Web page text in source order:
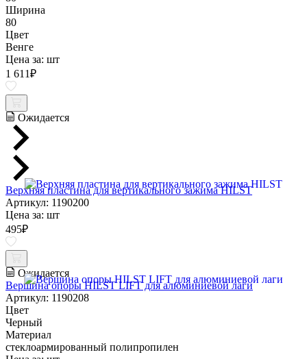
Ширина
80
Цвет
Венге
Цена за: шт
1 611₽
Ожидается
Верхняя пластина для вертикального зажима HILST
Артикул: 1190200
Цена за: шт
495₽
Ожидается
Вершина опоры HILST LIFT для алюминиевой лаги
Артикул: 1190208
Цвет
Черный
Материал
стеклоармированный полипропилен